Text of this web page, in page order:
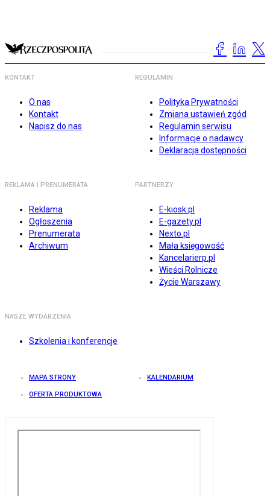
KONTAKT
O nas
Kontakt
Napisz do nas
REGULAMIN
Polityka Prywatności
Zmiana ustawień zgód
Regulamin serwisu
Informacje o nadawcy
Deklaracja dostępności
REKLAMA I PRENUMERATA
Reklama
Ogłoszenia
Prenumerata
Archiwum
PARTNERZY
E-kiosk.pl
E-gazety.pl
Nexto.pl
Mała księgowość
Kancelarierp.pl
Wieści Rolnicze
Życie Warszawy
NASZE WYDARZENIA
Szkolenia i konferencje
MAPA STRONY KALENDARIUM
OFERTA PRODUKTOWA